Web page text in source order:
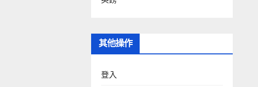
其他操作
登入